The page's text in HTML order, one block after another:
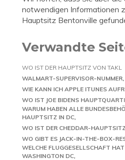
notwendigen Informationen
Hauptsitz Bentonville
Verwandte
WO IST DER HAUPTSITZ VON TAKL
WALMART-SUPERVISOR-NUMMER
WIE KANN ICH APPLE ITUNES
WO IST JOE BIDENS
WARUM HABEN ALLE
HAUPTSITZ IN DC
WO IST DER CHEDDAR-HAUPTSITZ
WO GIBT ES JACK-IN-THE-BOX-
WELCHE FLUGGESELLSCHAFT
WASHINGTON DC